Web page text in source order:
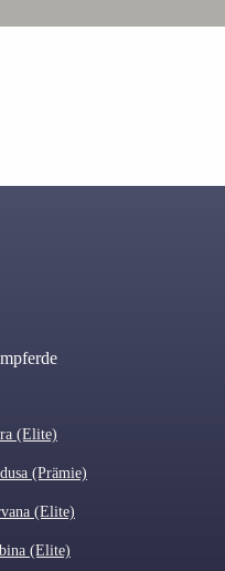
(Elite)
(Prämie)
(Elite)
(Elite)